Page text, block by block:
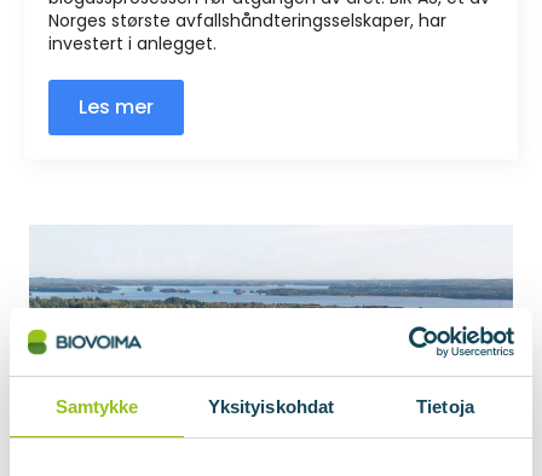
Samtykke Yksityiskohdat Tietoja
Norges største avfallshåndteringsselskaper, har
investert i anlegget.
Les mer